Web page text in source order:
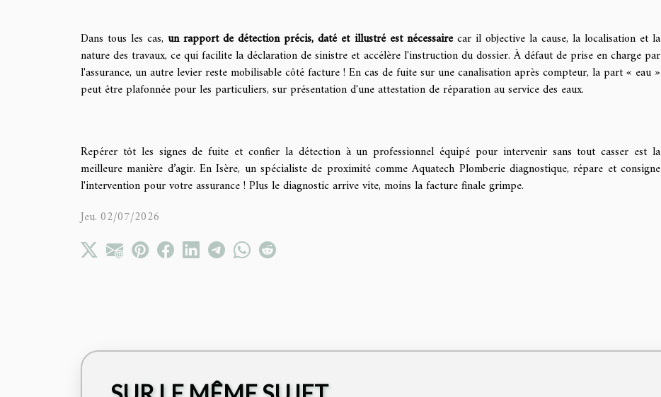
Dans tous les cas,un rapport de détection précis, daté et illustré est nécessairecar il objective la cause, la localisation et la
nature des travaux, ce qui facilite la déclaration de sinistre et accélère l'instruction du dossier. À défaut de prise en charge par
l'assurance, un autre levier reste mobilisable côté facture ! En cas de fuite sur une canalisation après compteur, la part « eau »
peut être plafonnée pour les particuliers, sur présentation d'une attestation de réparation au service des eaux.
Repérer tôt les signes de fuite et confier la détection à un professionnel équipé pour intervenir sans tout casser est la
meilleure manière d’agir. En Isère, un spécialiste de proximité comme Aquatech Plomberie diagnostique, répare et consigne
l'intervention pour votre assurance ! Plus le diagnostic arrive vite, moins la facture finale grimpe.
Jeu. 02/07/2026